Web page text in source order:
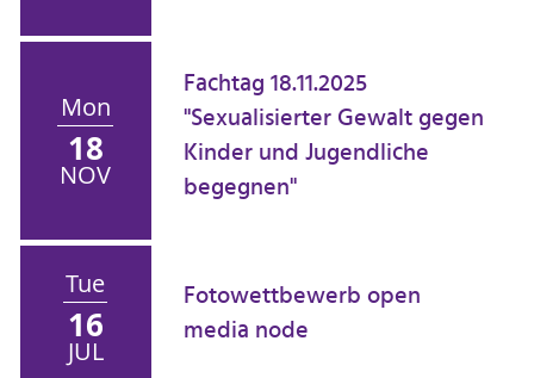
Mon
18
NOV
Fachtag 18.11.2025
"Sexualisierter Gewalt gegen
Kinder und Jugendliche
begegnen"
Tue
16
JUL
Fotowettbewerb open
media node